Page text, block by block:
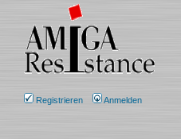
Registrieren Anmelden